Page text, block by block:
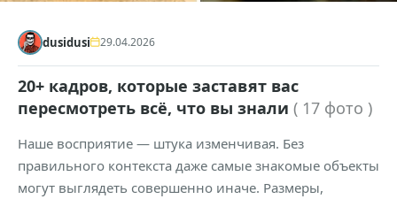
dusidusi 29.04.2026
20+ кадров, которые заставят вас
пересмотреть всё, что вы знали ( 17 фото )
Наше восприятие — штука изменчивая. Без
правильного контекста даже самые знакомые объекты
могут выглядеть совершенно иначе. Размеры,